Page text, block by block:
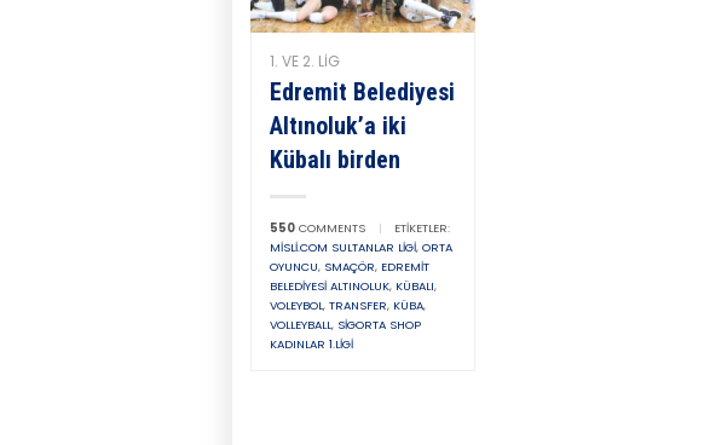
1. VE 2. LIG
Edremit Belediyesi
Altınoluk’a iki
Kübalı birden
550 COMMENTS |
ETIKETLER:
MISLI.COM SULTANLAR LIGI, ORTA
OYUNCU, SMAÇÖR, EDREMIT
BELEDIYESI ALTINOLUK, KÜBALI,
VOLEYBOL, TRANSFER, KÜBA,
VOLLEYBALL, SIGORTA SHOP
KADINLAR 1.LIGI